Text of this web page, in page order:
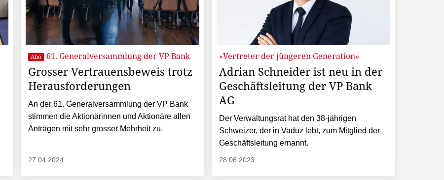
Abo 61. Generalversammlung der VP Bank
Grosser Vertrauensbeweis trotz
Herausforderungen
An der 61. Generalversammlung der VP Bank
stimmen die Aktionärinnen und Aktionäre allen
Anträgen mit sehr grosser Mehrheit zu.
27.04.2024
«Vertreter der jüngeren Generation»
Adrian Schneider ist neu in der
Geschäftsleitung der VP Bank
AG
Der Verwaltungsrat hat den 38-jährigen
Schweizer, der in Vaduz lebt, zum Mitglied der
Geschäftsleitung ernannt.
28.06.2023